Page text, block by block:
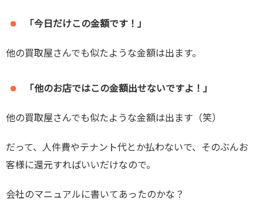
「今日だけこの金額です！」
他の買取屋さんでも似たような金額は出ます。
「他のお店ではこの金額出せないですよ！」
他の買取屋さんでも似たような金額は出ます（笑）
だって、人件費やテナント代とか払わないで、そのぶんお
客様に還元すればいいだけなので。
会社のマニュアルに書いてあったのかな？